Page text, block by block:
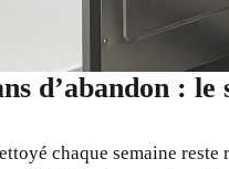
d’abandon :
chaque semaine reste